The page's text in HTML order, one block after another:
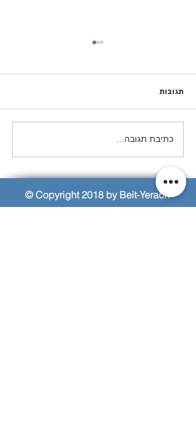
המסע לפולין- מחזור פ״א
תגובות
כתיבת תגובה...
© Copyright 2018 by Beit-Yerach